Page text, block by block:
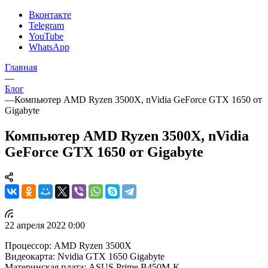
Вконтакте
Telegram
YouTube
WhatsApp
Главная
—
Блог
—Компьютер AMD Ryzen 3500X, nVidia GeForce GTX 1650 от
Gigabyte
Компьютер AMD Ryzen 3500X, nVidia
GeForce GTX 1650 от Gigabyte
22 апреля 2022 0:00
Процессор: AMD Ryzen 3500X
Видеокарта: Nvidia GTX 1650 Gigabyte